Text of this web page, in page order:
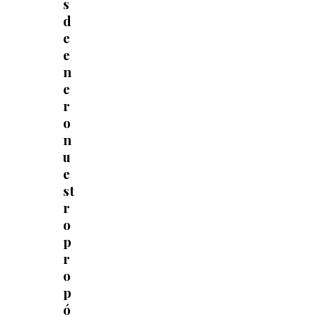
s
d
e
e
n
e
r
o
n
u
e
st
r
o
p
r
o
p
ó